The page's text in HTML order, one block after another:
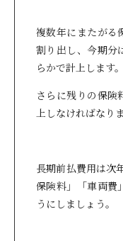
複数年にまたがる
割り出し、今期分
らかで計上します。
さらに残りの保険
上しなければなり
長期前払費用は次
保険料」「車両費
うにしましょう。